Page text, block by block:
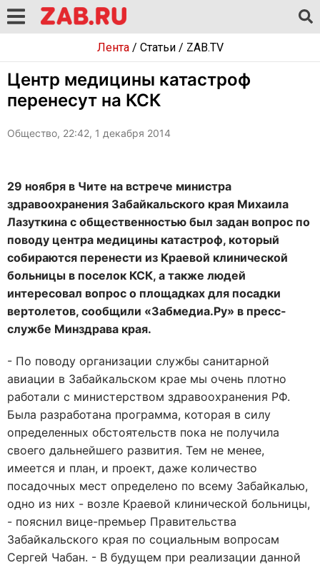
Лента/ Статьи/ ZAB.TV
Центр медицины катастроф
перенесут на КСК
Общество, 22:42, 1 декабря 2014
29 ноября в Чите на встрече министра
здравоохранения Забайкальского края Михаила
Лазуткина с общественностью был задан вопрос по
поводу центра медицины катастроф, который
собираются перенести из Краевой клинической
больницы в поселок КСК, а также людей
интересовал вопрос о площадках для посадки
вертолетов, сообщили «Забмедиа.Ру» в пресс-
службе Минздрава края.
- По поводу организации службы санитарной
авиации в Забайкальском крае мы очень плотно
работали с министерством здравоохранения РФ.
Была разработана программа, которая в силу
определенных обстоятельств пока не получила
своего дальнейшего развития. Тем не менее,
имеется и план, и проект, даже количество
посадочных мест определено по всему Забайкалью,
одно из них - возле Краевой клинической больницы,
- пояснил вице-премьер Правительства
Забайкальского края по социальным вопросам
Сергей Чабан. - В будущем при реализации данной